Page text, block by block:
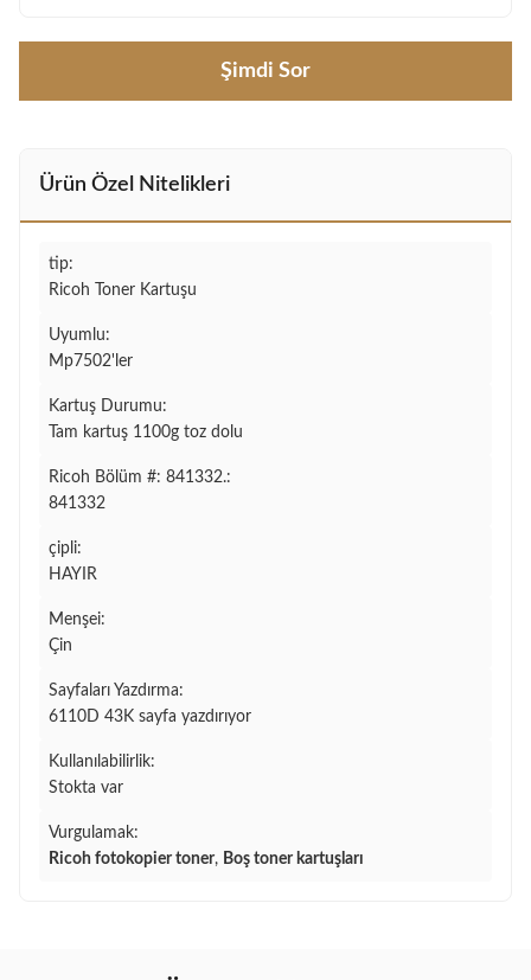
Şimdi Sor
Ürün Özel Nitelikleri
tip:
Ricoh Toner Kartuşu
Uyumlu:
Mp7502'ler
Kartuş Durumu:
Tam kartuş 1100g toz dolu
Ricoh Bölüm #: 841332.:
841332
çipli:
HAYIR
Menşei:
Çin
Sayfaları Yazdırma:
6110D 43K sayfa yazdırıyor
Kullanılabilirlik:
Stokta var
Vurgulamak:
Ricoh fotokopier toner, Boş toner kartuşları